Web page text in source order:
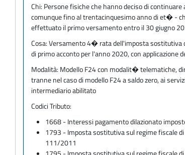
Chi: Persone fisiche che hanno deciso di
comunque fino al trentacinquesimo anno di et� -
effettuato il primo versamento entro il 30 giugno
Cosa:Versamento 4� rata dell'imposta sostitutiva
di primo acconto per l'anno 2020, con applicazione
Modalità: Modello F24 con modalit� telematiche,
tranne nel caso di modello F24 a saldo zero, ai
intermediario abilitato
Codici Tributo:
1668 - Interessi pagamento dilazionato
1793 - Imposta sostitutiva sul regime fiscale
111/2011